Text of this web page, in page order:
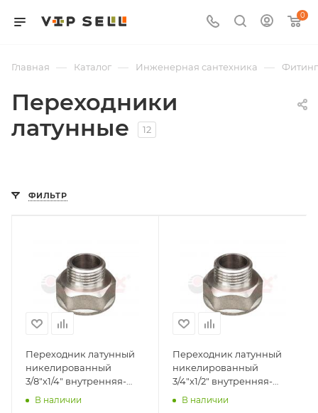
0
Главная — Каталог — Инженерная сантехника —
Переходники
латунные
12
ФИЛЬТР
Переходник латунный
никелированный
3/8"х1/4" внутренняя-
наружная резьба Valfex
В наличии
Переходник латунный
никелированный
3/4"х1/2" внутренняя-
наружная резьба Valfex
В наличии